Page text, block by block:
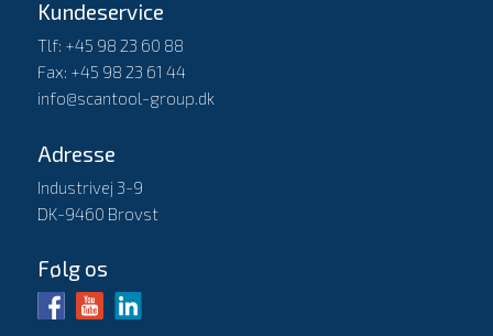
Kundeservice
Tlf: +45 98 23 60 88
Fax: +45 98 23 61 44
info@scantool-group.dk
Adresse
Industrivej 3-9
DK-9460 Brovst
Følg os